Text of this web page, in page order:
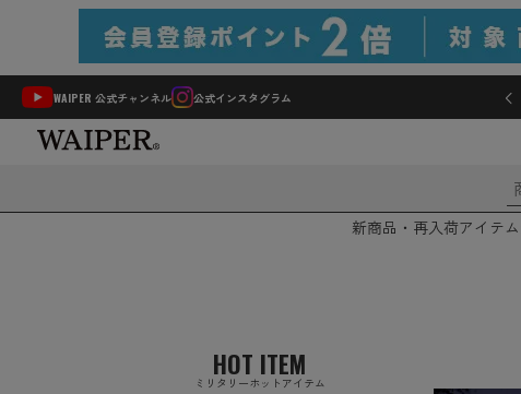
WAIPER 公式チャンネル 公式インスタグラム
新商品・再入荷アイテ
HOT ITEM
ミリタリーホットアイテム